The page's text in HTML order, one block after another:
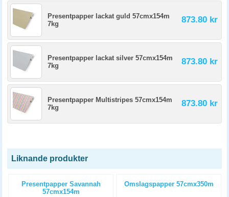
Presentpapper lackat guld 57cmx154m
7kg
873.80 kr
Presentpapper lackat silver 57cmx154m
7kg
873.80 kr
Presentpapper Multistripes 57cmx154m
7kg
873.80 kr
Liknande produkter
Presentpapper Savannah
57cmx154m
Omslagspapper 57cmx350m